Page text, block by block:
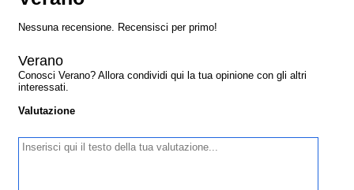
Nessuna recensione. Recensisci per primo!
Verano
Conosci Verano? Allora condividi qui la tua opinione con gli altri
interessati.
Valutazione